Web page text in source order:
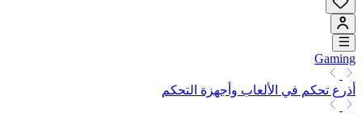
Gaming
أذرع تحكم في الألعاب وأجهزة التحكم